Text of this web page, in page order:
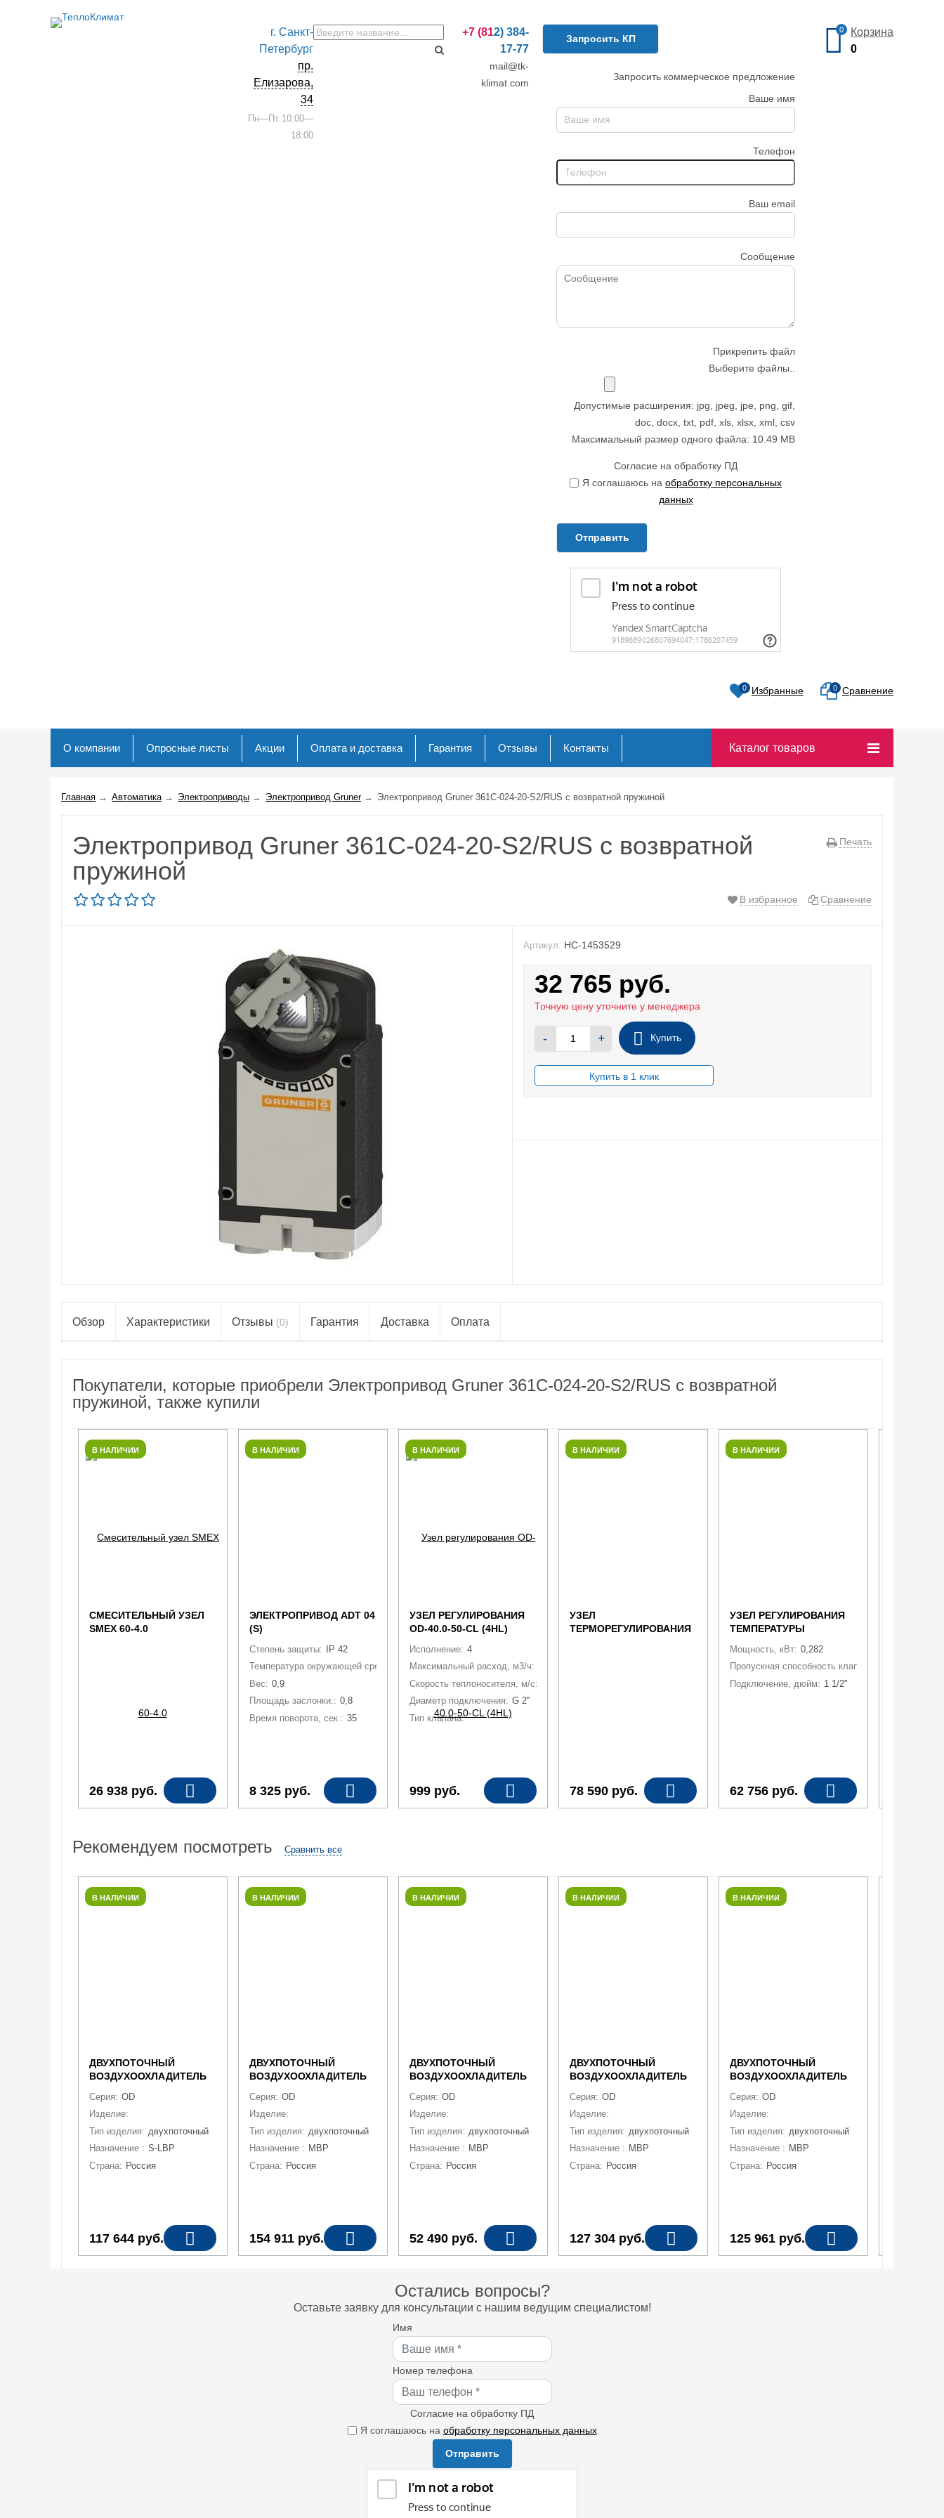
г. Санкт-
Петербург
пр.
Елизарова,
34
Пн—Пт 10:00—
18:00
+7 (812) 384-
17-77
mail@tk-
klimat.com
Запросить КП
Запросить коммерческое предложение
Ваше имя
Телефон
Ваш email
Сообщение
Прикрепить файл
Выберите файлы..
Допустимые расширения: jpg, jpeg, jpe, png, gif,
doc, docx, txt, pdf, xls, xlsx, xml, csv
Максимальный размер одного файла: 10.49 MB
Согласие на обработку ПД
Я соглашаюсь на обработку персональных
данных
Отправить
0
Корзина
0
0 Избранные 0 Сравнение
О компании Опросные листы Акции Оплата и доставка Гарантия Отзывы Контакты Каталог товаров
Главная → Автоматика→ Электроприводы → Электропривод Gruner→ Электропривод Gruner 361C-024-20-S2/RUS с возвратной пружиной
Печать
Электропривод Gruner 361C-024-20-S2/RUS с возвратной
пружиной
В избранное Сравнение
Артикул: НС-1453529
32 765 руб.
Точную цену уточните у менеджера
- + Купить
Обзор Характеристики Отзывы (0) Гарантия Доставка Оплата
Покупатели, которые приобрели Электропривод Gruner 361C-024-20-S2/RUS с возвратной
пружиной, также купили
В НАЛИЧИИ
СМЕСИТЕЛЬНЫЙ УЗЕЛ
SMEX 60-4.0
26 938 руб.
В НАЛИЧИИ
ЭЛЕКТРОПРИВОД ADT 04
(S)
Степень защиты: IP 42
Температура окружающей среды при эксплуатации: -25...50
Вес: 0,9
Площадь заслонки:: 0,8
Время поворота, сек.: 35
8 325 руб.
В НАЛИЧИИ
УЗЕЛ РЕГУЛИРОВАНИЯ
OD-40.0-50-CL (4HL)
Исполнение: 4
Максимальный расход, м3/ч:
Скорость теплоносителя, м/с:
Диаметр подключения: G 2''
Тип клапана: Трехходовой, KVS 10
999 руб.
В НАЛИЧИИ
УЗЕЛ
ТЕРМОРЕГУЛИРОВАНИЯ
78 590 руб.
В НАЛИЧИИ
УЗЕЛ РЕГУЛИРОВАНИЯ
ТЕМПЕРАТУРЫ
LIGHT 40, 25-8, 6.3 (БЕЗ
ПОДВОДКИ)
Мощность, кВт: 0,282
Пропускная способность клапана, м3/ч:
Подключение, дюйм: 1 1/2"
62 756 руб.
Рекомендуем посмотреть Сравнить все
В НАЛИЧИИ
ДВУХПОТОЧНЫЙ
ВОЗДУХООХЛАДИТЕЛЬ
Серия: OD
Изделие:
Тип изделия: двухпоточный
Назначение : S-LBP
Страна: Россия
117 644 руб.
В НАЛИЧИИ
ДВУХПОТОЧНЫЙ
ВОЗДУХООХЛАДИТЕЛЬ
Серия: OD
Изделие:
Тип изделия: двухпоточный
Назначение : MBP
Страна: Россия
154 911 руб.
В НАЛИЧИИ
ДВУХПОТОЧНЫЙ
ВОЗДУХООХЛАДИТЕЛЬ
Серия: OD
Изделие:
Тип изделия: двухпоточный
Назначение : MBP
Страна: Россия
52 490 руб.
В НАЛИЧИИ
ДВУХПОТОЧНЫЙ
ВОЗДУХООХЛАДИТЕЛЬ
Серия: OD
Изделие:
Тип изделия: двухпоточный
Назначение : MBP
Страна: Россия
127 304 руб.
В НАЛИЧИИ
ДВУХПОТОЧНЫЙ
ВОЗДУХООХЛАДИТЕЛЬ
Серия: OD
Изделие:
Тип изделия: двухпоточный
Назначение : MBP
Страна: Россия
125 961 руб.
Остались вопросы?
Оставьте заявку для консультации с нашим ведущим специалистом!
Имя
Номер телефона
Согласие на обработку ПД
Я соглашаюсь на обработку персональных данных
Отправить